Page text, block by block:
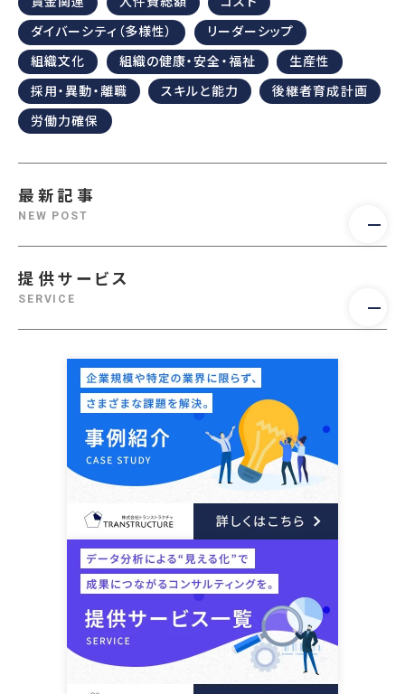
ダイバーシティ（多様性） リーダーシップ
組織文化 組織の健康・安全・福祉 生産性
採用・異動・離職 スキルと能力 後継者育成計画
労働力確保
最新記事
NEW POST
提供サービス
SERVICE